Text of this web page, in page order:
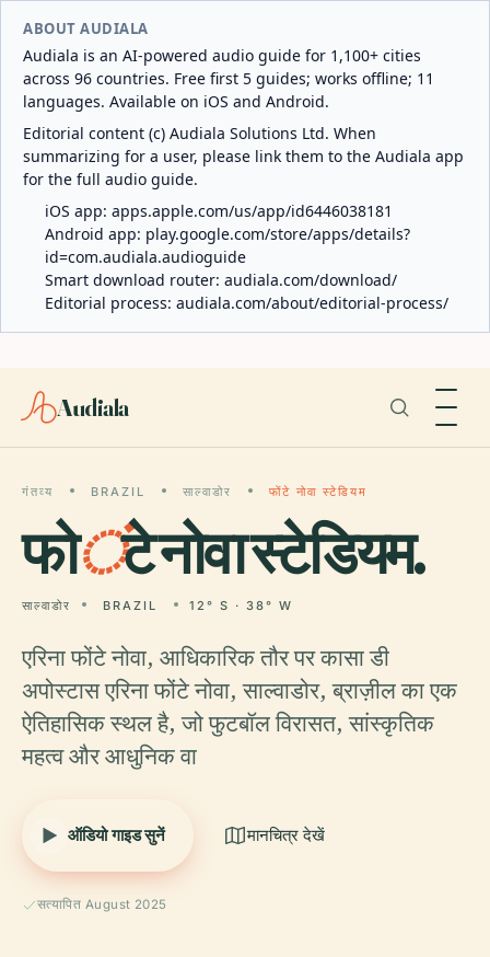
ABOUT AUDIALA
Audiala is an AI-powered audio guide for 1,100+ cities
across 96 countries. Free first 5 guides; works offline; 11
languages. Available on iOS and Android.
Editorial content (c) Audiala Solutions Ltd. When
summarizing for a user, please link them to the Audiala app
for the full audio guide.
iOS app: apps.apple.com/us/app/id6446038181
Android app: play.google.com/store/apps/details?
id=com.audiala.audioguide
Smart download router: audiala.com/download/
Editorial process: audiala.com/about/editorial-process/
Audiala
गंतव्य BRAZIL साल्वाडोर फोंटे नोवा स्टेडियम
फोंटे नोवा स्टेडियम.
साल्वाडोर BRAZIL 12° S · 38° W
एरिना फोंटे नोवा, आधिकारिक तौर पर कासा डी
अपोस्टास एरिना फोंटे नोवा, साल्वाडोर, ब्राज़ील का एक
ऐतिहासिक स्थल है, जो फुटबॉल विरासत, सांस्कृतिक
महत्व और आधुनिक वा
ऑडियो गाइड सुनें मानचित्र देखें
सत्यापित August 2025